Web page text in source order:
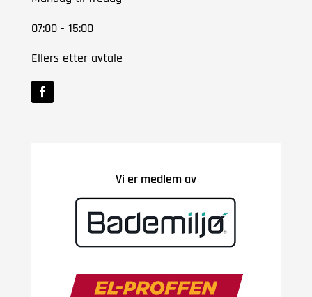
07:00 - 15:00
Ellers etter avtale
Vi er medlem av